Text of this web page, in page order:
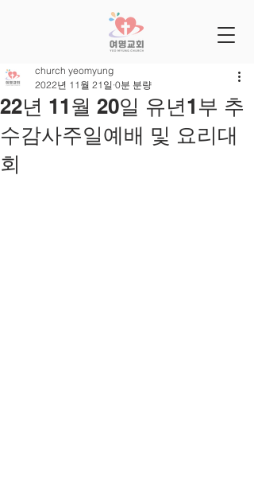
22년 11월 20일 유년1부 추
수감사주일예배 및 요리대
회
church yeomyung
2022년 11월 21일 0분 분량